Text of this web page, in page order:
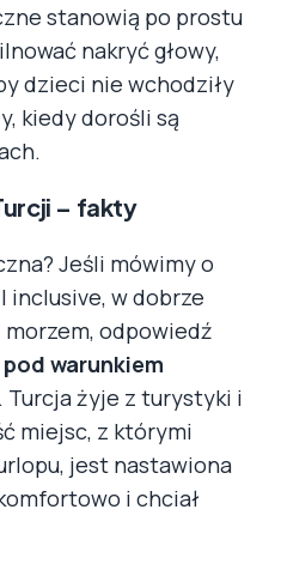
stanowią po prostu
nakryć głowy,
dzieci nie wchodziły
kiedy dorośli są
– fakty
Jeśli mówimy o
inclusive, w dobrze
odpowiedź
warunkiem
. Turcja żyje z turystyki i
miejsc, z którymi
jest nastawiona
i chciał